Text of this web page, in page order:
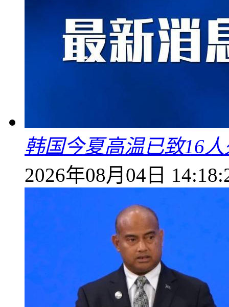
韩国今夏高温已致16
2026年08月04日